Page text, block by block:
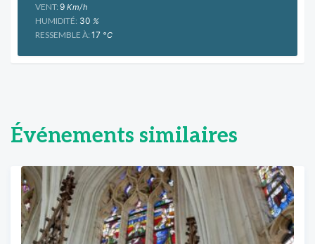
VENT: 9 Km/h
HUMIDITÉ: 30 %
RESSEMBLE À: 17 °C
Événements similaires